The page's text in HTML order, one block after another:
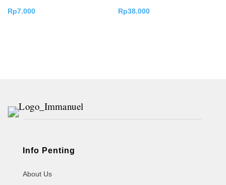
Rp7.000 Rp38.000
Info Penting
About Us